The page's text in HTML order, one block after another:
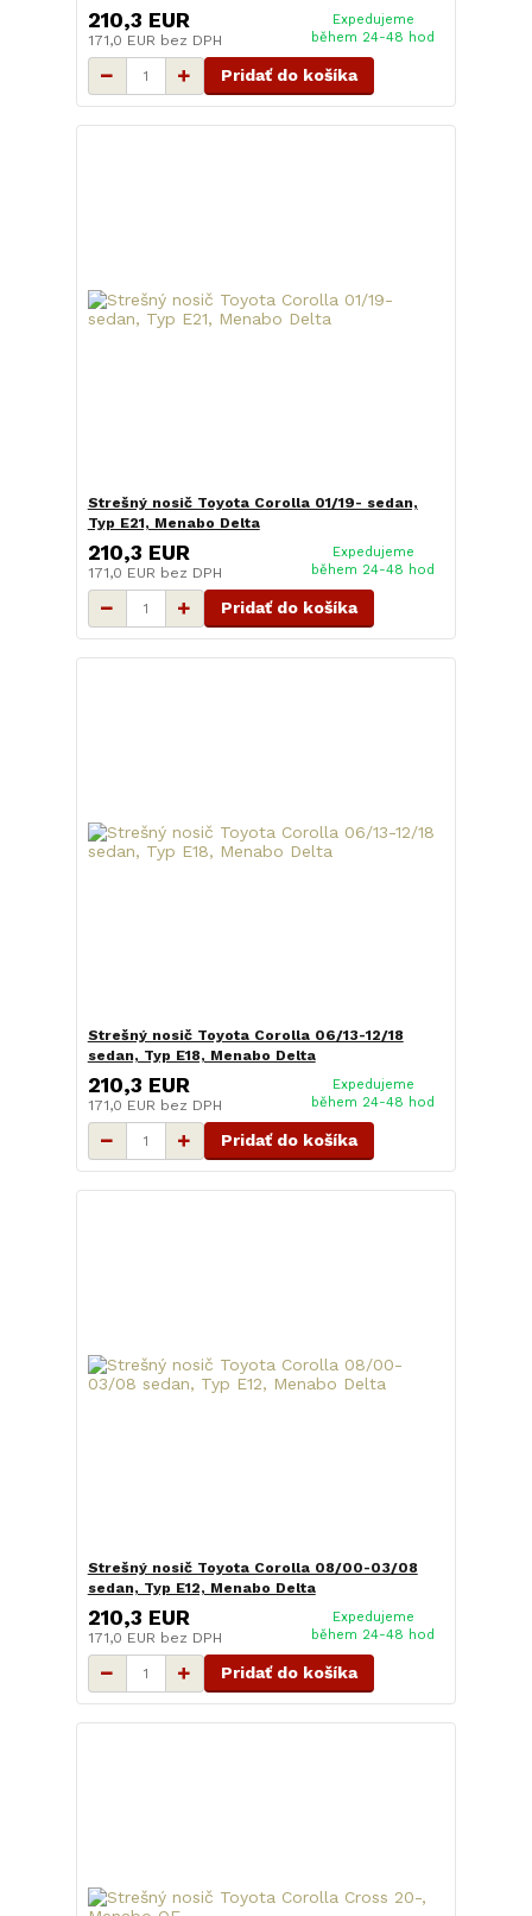
210,3 EUR
171,0 EUR bez DPH
Expedujeme
během 24-48 hod
Pridať do košíka
Strešný nosič Toyota Corolla 01/19- sedan,
Typ E21, Menabo Delta
210,3 EUR
171,0 EUR bez DPH
Expedujeme
během 24-48 hod
Pridať do košíka
Strešný nosič Toyota Corolla 06/13-12/18
sedan, Typ E18, Menabo Delta
210,3 EUR
171,0 EUR bez DPH
Expedujeme
během 24-48 hod
Pridať do košíka
Strešný nosič Toyota Corolla 08/00-03/08
sedan, Typ E12, Menabo Delta
210,3 EUR
171,0 EUR bez DPH
Expedujeme
během 24-48 hod
Pridať do košíka